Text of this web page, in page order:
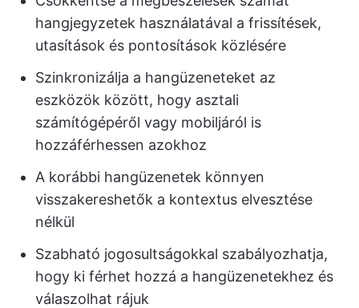
hangjegyzetek használatával a frissítések,
utasítások és pontosítások közlésére
Szinkronizálja a hangüzeneteket az
eszközök között, hogy asztali
számítógépéről vagy mobiljáról is
hozzáférhessen azokhoz
A korábbi hangüzenetek könnyen
visszakereshetők a kontextus elvesztése
nélkül
Szabható jogosultságokkal szabályozhatja,
hogy ki férhet hozzá a hangüzenetekhez és
válaszolhat rájuk